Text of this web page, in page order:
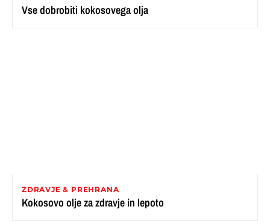
Vse dobrobiti kokosovega olja
ZDRAVJE & PREHRANA
Kokosovo olje za zdravje in lepoto